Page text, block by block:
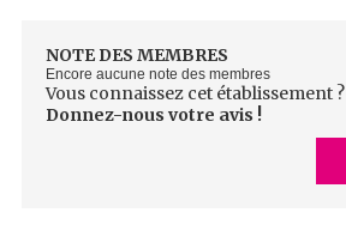
NOTE DES MEMBRES
Encore aucune note des membres
Vous connaissez cet établissement ?
Donnez-nous votre avis !